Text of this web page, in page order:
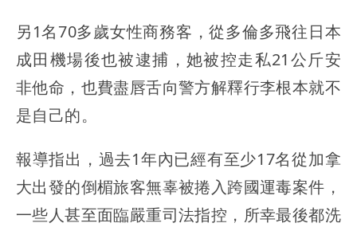
另1名70多歲女性商務客，從多倫多飛往日本
成田機場後也被逮捕，她被控走私21公斤安
非他命，也費盡唇舌向警方解釋行李根本就不
是自己的。
報導指出，過去1年內已經有至少17名從加拿
大出發的倒楣旅客無辜被捲入跨國運毒案件，
一些人甚至面臨嚴重司法指控，所幸最後都洗